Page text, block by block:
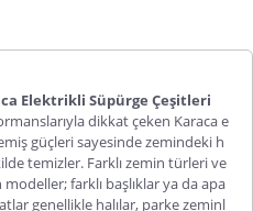
Elektrikli Süpürge Çeşitleri
dikkat çeken Karaca e
güçleri sayesinde zemindeki h
temizler. Farklı zemin türleri ve
farklı başlıklar ya da apa
genellikle halılar, parke zeminl